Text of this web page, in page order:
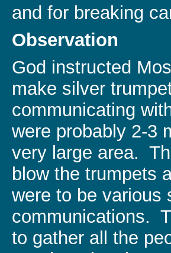
and for breaking
Observation
God instructed
make silver
communicating
were probably 2-3
very large area.
blow the trumpets
were to be various
communications.
to gather all the